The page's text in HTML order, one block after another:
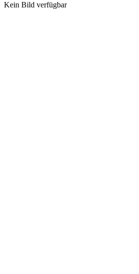
Kein Bild verfügbar